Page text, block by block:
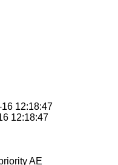
12:18:47
12:18:47
AE